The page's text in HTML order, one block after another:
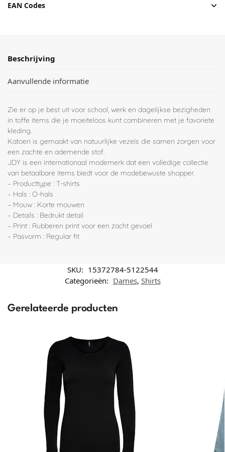
EAN Codes
Beschrijving
Aanvullende informatie
Zie er op je best uit voor school, werk en dagelijkse bezigheden
in toffe items die je moeiteloos kunt combineren met je favoriete
kleding.
Katoen is gemaakt van natuurlijke vezels die samen zorgen voor
een zachte en ademende stof.
JDY is een internationaal modemerk dat een volledige collectie
van betaalbare items biedt voor de modebewuste shopper.
– Producttype : T-shirts
– Hals : O-hals
– Mouw : Korte mouwen
– Details : Bedrukt detail
– Print : Rubberen print voor een zacht gevoel
– Pasvorm : Regular fit
SKU: 15372784-5122544
Categorieën: Dames, Shirts
Gerelateerde producten